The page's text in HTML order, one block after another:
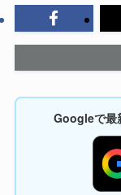
Googleで最